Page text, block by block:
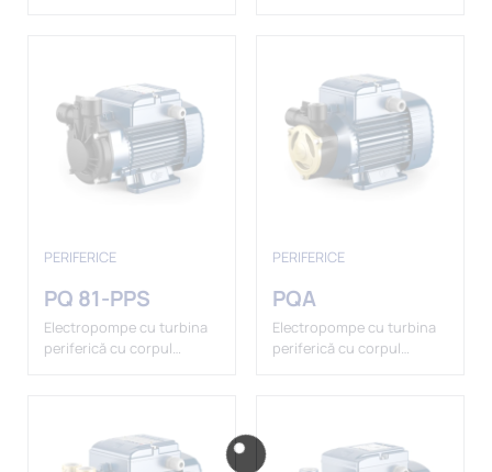
PERIFERICE
PQ 81-PPS
Electropompe cu turbina
periferică cu corpul
PERIFERICE
PQA
Electropompe cu turbina
periferică cu corpul